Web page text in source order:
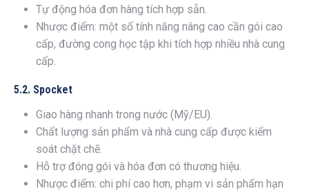
Tự động hóa đơn hàng tích hợp sẵn.
Nhược điểm: một số tính năng nâng cao cần gói cao
cấp, đường cong học tập khi tích hợp nhiều nhà cung
cấp.
5.2. Spocket
Giao hàng nhanh trong nước (Mỹ/EU).
Chất lượng sản phẩm và nhà cung cấp được kiểm
soát chặt chẽ.
Hỗ trợ đóng gói và hóa đơn có thương hiệu.
Nhược điểm: chi phí cao hơn, phạm vi sản phẩm hạn